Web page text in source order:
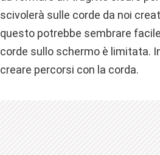
scivolerà sulle corde da noi
questo potrebbe sembrare
corde sullo schermo è limitata.
creare percorsi con la corda.